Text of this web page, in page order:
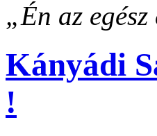
„Én az
Kányádi
!